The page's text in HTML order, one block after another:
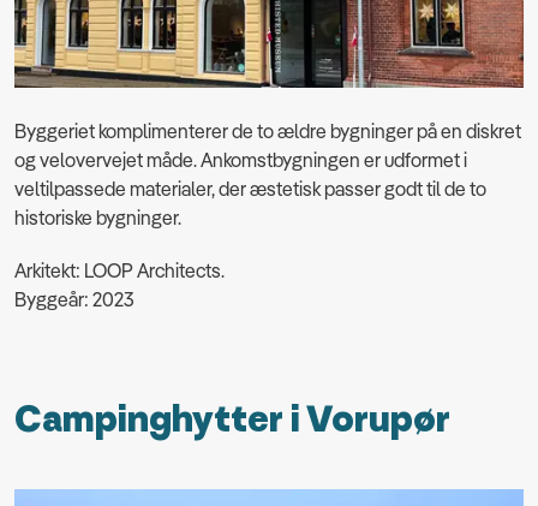
Byggeriet komplimenterer de to ældre bygninger på en diskret
og velovervejet måde. Ankomstbygningen er udformet i
veltilpassede materialer, der æstetisk passer godt til de to
historiske bygninger.
Arkitekt: LOOP Architects.
Byggeår: 2023
Campinghytter i Vorupør